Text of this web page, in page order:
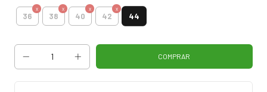
36 38 40 42 44